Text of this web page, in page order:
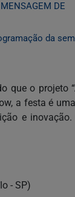
DE
da
que o projeto
a festa é
e
- SP)